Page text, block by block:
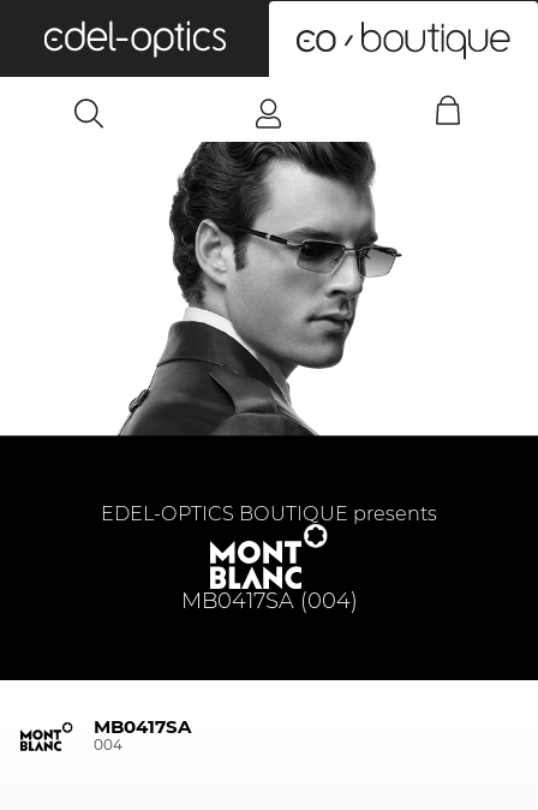
MB0417SA (004)
EDEL-OPTICS BOUTIQUE presents
MB0417SA
004